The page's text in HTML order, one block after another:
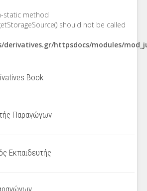
static method
should not be called
derivatives.gr/httpsdocs/modules/
Book
Παραγώγων
Εκπαιδευτής